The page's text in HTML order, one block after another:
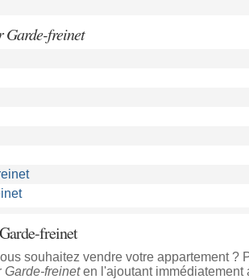
Garde-freinet
freinet
souhaitez vendre votre appartement ?
Garde-freineten l'ajoutant immédiatement